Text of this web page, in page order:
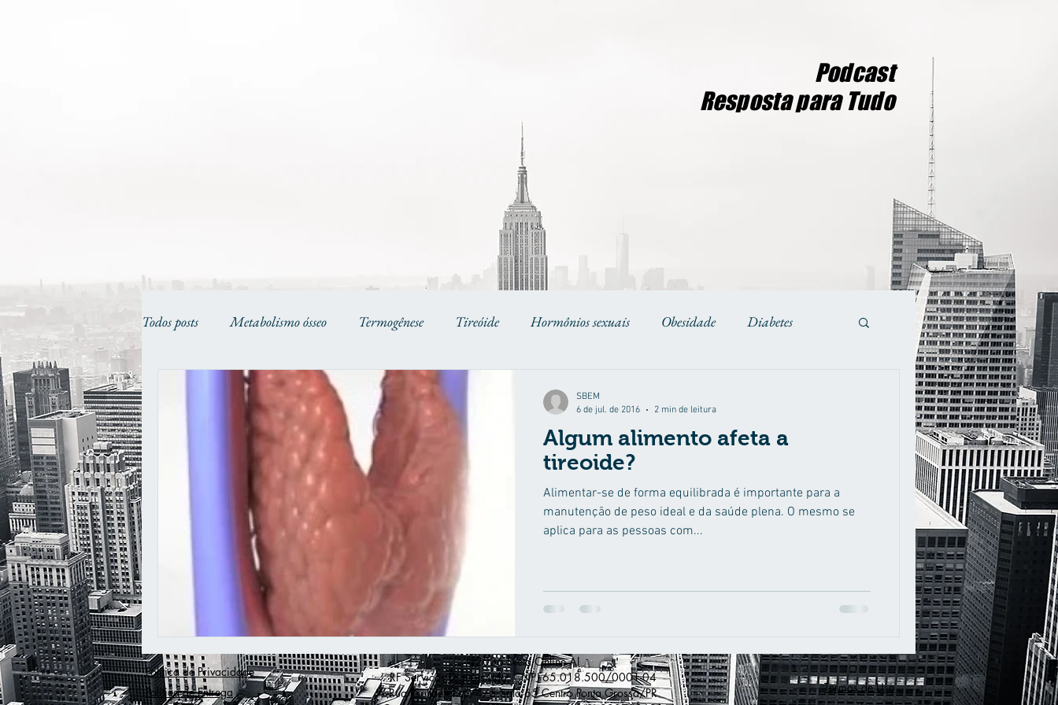
Podcast
Resposta para Tudo
Todos posts Metabolismo ósseo Termogênese Tireóide Hormônios sexuais Obesidade Diabetes
Motivação Dislipidemia
Algum alimento afeta a
tireoide?
Alimentar-se de forma equilibrada é importante para a
manutenção de peso ideal e da saúde plena. O mesmo se
aplica para as pessoas com...
SBEM
6 de jul. de 2016
2 min de leitura
Política de Privacidade
@2026 Dieta Online AI
RF Servicos Digitais Ltda. CNPJ 65.018.500/0001-04
Rua Pe. Ildefonso, 475 Sala 65 Centro Ponta Grossa/PR
Política de Entrega Termos de Uso